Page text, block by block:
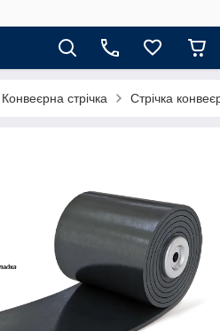
Конвеєрна стрічка Стрічка